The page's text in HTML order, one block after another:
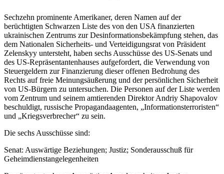
Sechzehn prominente Amerikaner, deren Namen auf der
berüchtigten Schwarzen Liste des von den USA finanzierten
ukrainischen Zentrums zur Desinformationsbekämpfung stehen, das
dem Nationalen Sicherheits- und Verteidigungsrat von Präsident
Zelenskyy untersteht, haben sechs Ausschüsse des US-Senats und
des US-Repräsentantenhauses aufgefordert, die Verwendung von
Steuergeldern zur Finanzierung dieser offenen Bedrohung des
Rechts auf freie Meinungsäußerung und der persönlichen Sicherheit
von US-Bürgern zu untersuchen. Die Personen auf der Liste werden
vom Zentrum und seinem amtierenden Direktor Andriy Shapovalov
beschuldigt, russische Propagandaagenten, „Informationsterroristen“
und „Kriegsverbrecher“ zu sein.
Die sechs Ausschüsse sind:
Senat: Auswärtige Beziehungen; Justiz; Sonderausschuß für
Geheimdienstangelegenheiten